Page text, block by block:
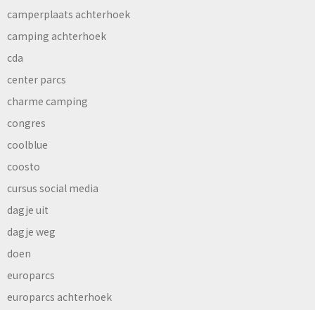
camperplaats achterhoek
camping achterhoek
cda
center parcs
charme camping
congres
coolblue
coosto
cursus social media
dagje uit
dagje weg
doen
europarcs
europarcs achterhoek